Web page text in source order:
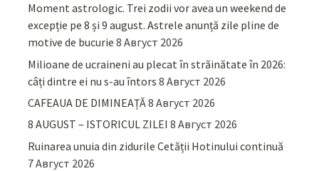
Moment astrologic. Trei zodii vor avea un weekend de
excepție pe 8 și 9 august. Astrele anunță zile pline de
motive de bucurie 8 Август 2026
Milioane de ucraineni au plecat în străinătate în 2026:
câți dintre ei nu s-au întors 8 Август 2026
CAFEAUA DE DIMINEAȚĂ8 Август 2026
8 AUGUST – ISTORICUL ZILEI 8 Август 2026
Ruinarea unuia din zidurile Cetății Hotinului continuă
7 Август 2026